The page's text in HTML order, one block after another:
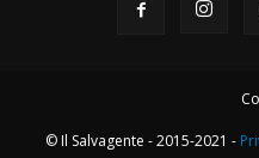
© Il Salvagente - 2015-2021 -